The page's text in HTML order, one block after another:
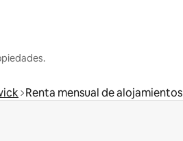
Renta mensual de alojamientos